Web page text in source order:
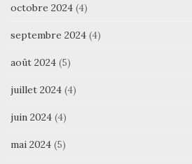
octobre 2024 (4)
septembre 2024 (4)
août 2024 (5)
juillet 2024 (4)
juin 2024 (4)
mai 2024 (5)